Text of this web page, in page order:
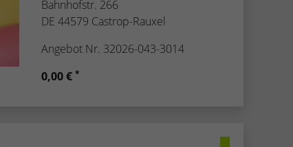
Bahnhofstr. 266
DE 44579 Castrop-Rauxel
Angebot Nr. 32026-043-3014
0,00 € *